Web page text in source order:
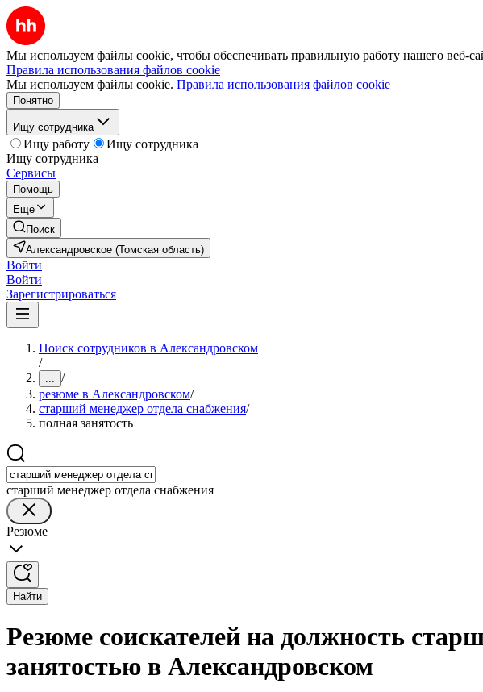
Мы используем файлы cookie, чтобы обеспечивать правильную работу нашего веб-
Правила использования файлов cookie
Мы используем файлы cookie. Правила использования файлов cookie
Понятно
Ищу сотрудника
Ищу работу
Ищу сотрудника
Ищу сотрудника
Сервисы
Помощь
Ещё
Поиск
Александровское (Томская область)
Войти
Войти
Зарегистрироваться
Поиск сотрудников в Александровском
/
... /
резюме в Александровском/
старший менеджер отдела снабжения/
полная занятость
старший менеджер отдела снабжения
Резюме
Найти
Резюме соискателей на должность
занятостью в Александровском